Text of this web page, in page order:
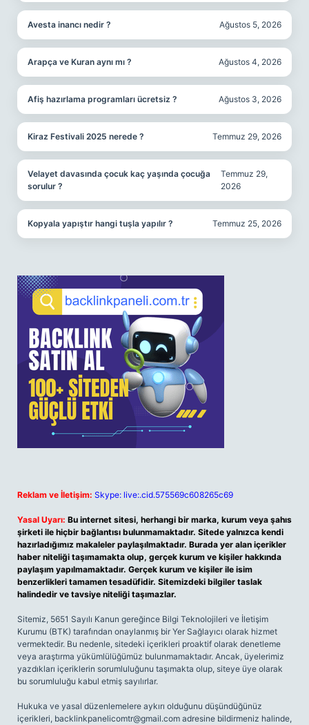
Avesta inancı nedir ? Ağustos 5, 2026
Arapça ve Kuran aynı mı ? Ağustos 4, 2026
Afiş hazırlama programları ücretsiz ? Ağustos 3, 2026
Kiraz Festivali 2025 nerede ? Temmuz 29, 2026
Velayet davasında çocuk kaç yaşında çocuğa
sorulur ?
Temmuz 29,
2026
Kopyala yapıştır hangi tuşla yapılır ? Temmuz 25, 2026
Reklam ve İletişim: Skype: live:.cid.575569c608265c69
Yasal Uyarı: Bu internet sitesi, herhangi bir marka, kurum veya şahıs
şirketi ile hiçbir bağlantısı bulunmamaktadır. Sitede yalnızca kendi
hazırladığımız makaleler paylaşılmaktadır. Burada yer alan içerikler
haber niteliği taşımamakta olup, gerçek kurum ve kişiler hakkında
paylaşım yapılmamaktadır. Gerçek kurum ve kişiler ile isim
benzerlikleri tamamen tesadüfidir. Sitemizdeki bilgiler taslak
halindedir ve tavsiye niteliği taşımazlar.
Sitemiz, 5651 Sayılı Kanun gereğince Bilgi Teknolojileri ve İletişim
Kurumu (BTK) tarafından onaylanmış bir Yer Sağlayıcı olarak hizmet
vermektedir. Bu nedenle, sitedeki içerikleri proaktif olarak denetleme
veya araştırma yükümlülüğümüz bulunmamaktadır. Ancak, üyelerimiz
yazdıkları içeriklerin sorumluluğunu taşımakta olup, siteye üye olarak
bu sorumluluğu kabul etmiş sayılırlar.
Hukuka ve yasal düzenlemelere aykırı olduğunu düşündüğünüz
içerikleri, backlinkpanelicomtr@gmail.com adresine bildirmeniz halinde,